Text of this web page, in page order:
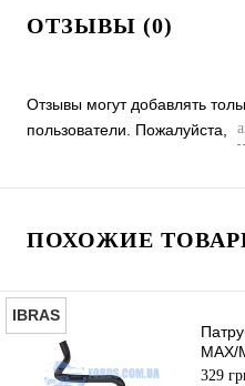
ОТЗЫВЫ (0)
Отзывы могут добавлять
пользователи. Пожалуйста,
ПОХОЖИЕ
IBRAS
MAX/
2015
329